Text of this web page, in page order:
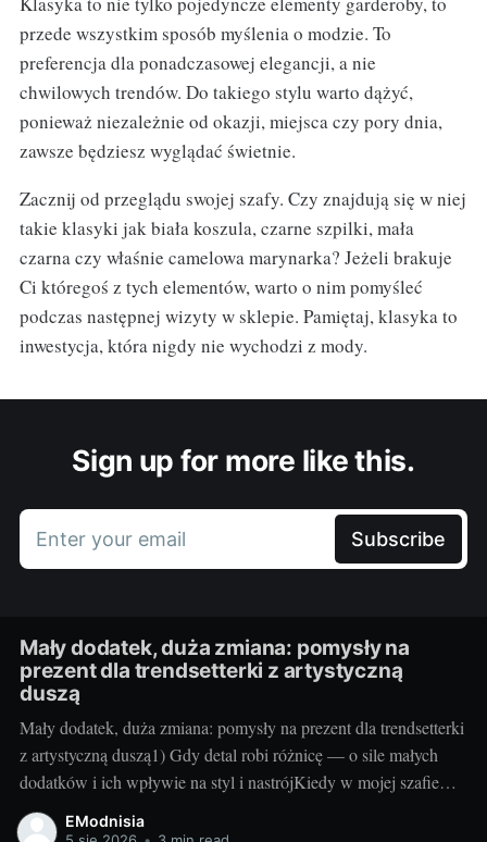
przede wszystkim sposób myślenia o modzie. To
preferencja dla ponadczasowej elegancji, a nie
chwilowych trendów. Do takiego stylu warto dążyć,
ponieważ niezależnie od okazji, miejsca czy pory dnia,
zawsze będziesz wyglądać świetnie.
Zacznij od przeglądu swojej szafy. Czy znajdują się w niej
takie klasyki jak biała koszula, czarne szpilki, mała
czarna czy właśnie camelowa marynarka? Jeżeli brakuje
Ci któregoś z tych elementów, warto o nim pomyśleć
podczas następnej wizyty w sklepie. Pamiętaj, klasyka to
inwestycja, która nigdy nie wychodzi z mody.
Sign up for more like this.
Enter your email Subscribe
Mały dodatek, duża zmiana: pomysły na
prezent dla trendsetterki z artystyczną
duszą
Mały dodatek, duża zmiana: pomysły na prezent dla trendsetterki
z artystyczną duszą1) Gdy detal robi różnicę — o sile małych
dodatków i ich wpływie na styl i nastrójKiedy w mojej szafie
robię małe rewolucje, najczęściej zaczynam od detali. Jeden
nasycony kolor przy kostkach, intrygująca faktura na nodze czy
EModnisia